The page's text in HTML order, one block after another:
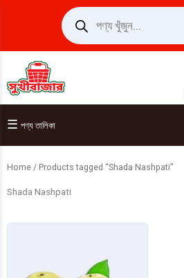
Products
search
☰ পণ্য তালিকা
Home / Products tagged “Shada Nashpati”
Shada Nashpati